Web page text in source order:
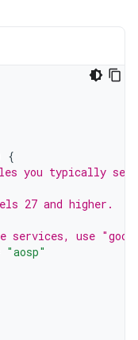
{
you typically see
27 and higher.
services, use
"aosp"